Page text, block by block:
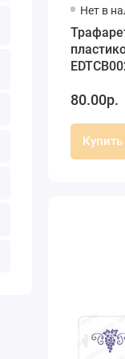
Нет в
Дизайн
80.00р.
Купить